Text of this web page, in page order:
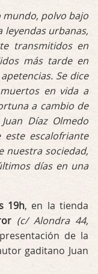
mundo, polvo bajo
leyendas urbanas,
transmitidos en
más tarde en
Se dice
en vida a
a cambio de
Díaz Olmedo
escalofriante
nuestra sociedad,
días en una
19h, en la tienda
(c/ Alondra 44,
de la
gaditano Juan